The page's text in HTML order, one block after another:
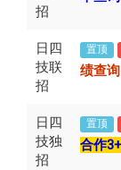
招
日四
技联
招
置顶
绩查询
日四
技独
招
置顶
合作